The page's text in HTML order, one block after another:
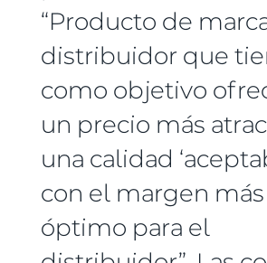
“Producto de
distribuidor que
como objetivo
un precio más
una calidad
con el margen más
óptimo para el